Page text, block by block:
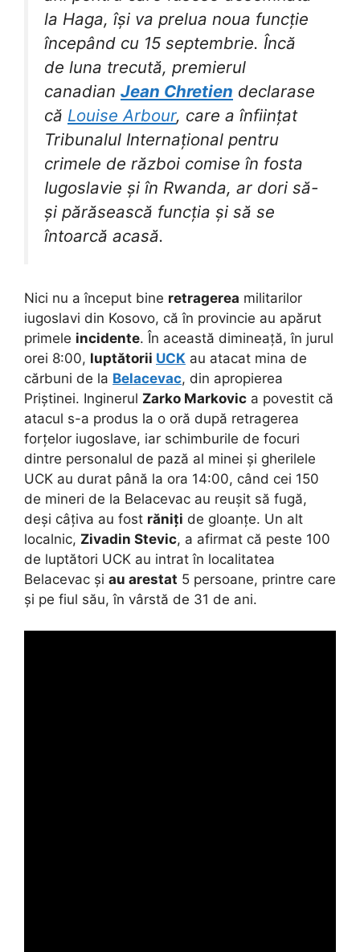
la Haga, își va prelua noua funcție
începând cu 15 septembrie. Încă
de luna trecută, premierul
canadian Jean Chretien declarase
că Louise Arbour, care a înființat
Tribunalul Internațional pentru
crimele de război comise în fosta
Iugoslavie și în Rwanda, ar dori să-
și părăsească funcția și să se
întoarcă acasă.
Nici nu a început bine retragerea militarilor
iugoslavi din Kosovo, că în provincie au apărut
primele incidente. În această dimineață, în jurul
orei 8:00, luptătorii UCK au atacat mina de
cărbuni de la Belacevac, din apropierea
Priștinei. Inginerul Zarko Markovic a povestit că
atacul s-a produs la o oră după retragerea
forțelor iugoslave, iar schimburile de focuri
dintre personalul de pază al minei și gherilele
UCK au durat până la ora 14:00, când cei 150
de mineri de la Belacevac au reușit să fugă,
deși câțiva au fost răniți de gloanțe. Un alt
localnic, Zivadin Stevic, a afirmat că peste 100
de luptători UCK au intrat în localitatea
Belacevac și au arestat 5 persoane, printre care
și pe fiul său, în vârstă de 31 de ani.